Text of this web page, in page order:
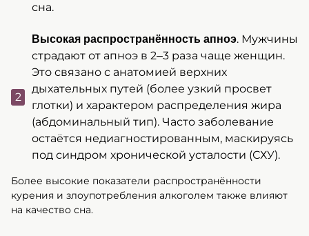
сна.
Высокая распространённость апноэ. Мужчины
страдают от апноэ в 2–3 раза чаще женщин.
Это связано с анатомией верхних
дыхательных путей (более узкий просвет
глотки) и характером распределения жира
(абдоминальный тип). Часто заболевание
остаётся недиагностированным, маскируясь
под синдром хронической усталости (СХУ).
Более высокие показатели распространённости
курения и злоупотребления алкоголем также влияют
на качество сна.